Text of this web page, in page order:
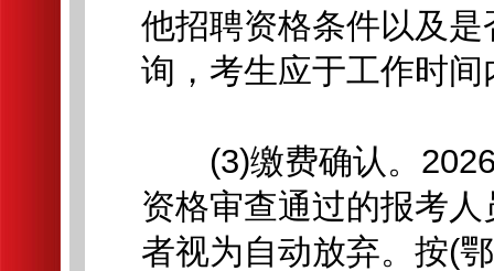
他招聘资格条件以及
询，考生应于工作时
(3)缴费确认。2026
资格审查通过的报考
者视为自动放弃。按(